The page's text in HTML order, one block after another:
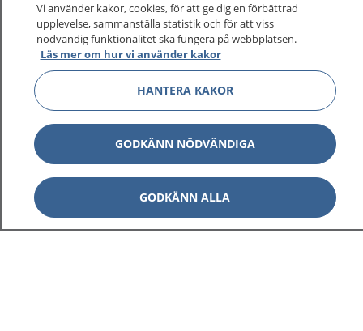
1177 på flera språk
Om 1177 Visa
Kontakt Visa
Behandling av personuppgifter
Vi använder kakor, cookies, för att ge dig en förbättrad
upplevelse, sammanställa statistik och för att viss
nödvändig funktionalitet ska fungera på webbplatsen.
Läs mer om hur vi använder kakor
HANTERA KAKOR
GODKÄNN NÖDVÄNDIGA
GODKÄNN ALLA